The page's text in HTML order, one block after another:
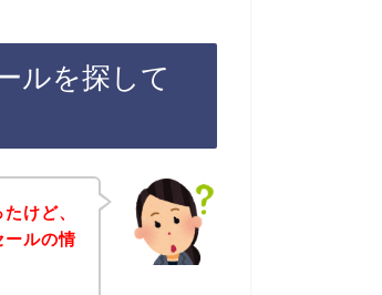
ルを探して
けど、
ールの情